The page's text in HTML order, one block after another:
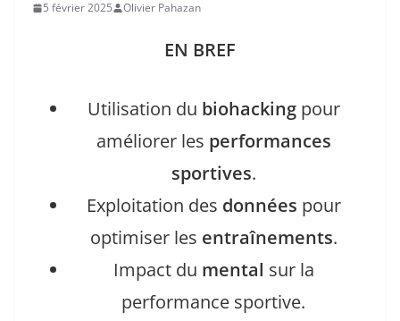
5 février 2025 Olivier Pahazan
EN BREF
Utilisation du biohackingpour
améliorer les performances
sportives.
Exploitation des données pour
optimiser les entraînements.
Impact du mental sur la
performance sportive.